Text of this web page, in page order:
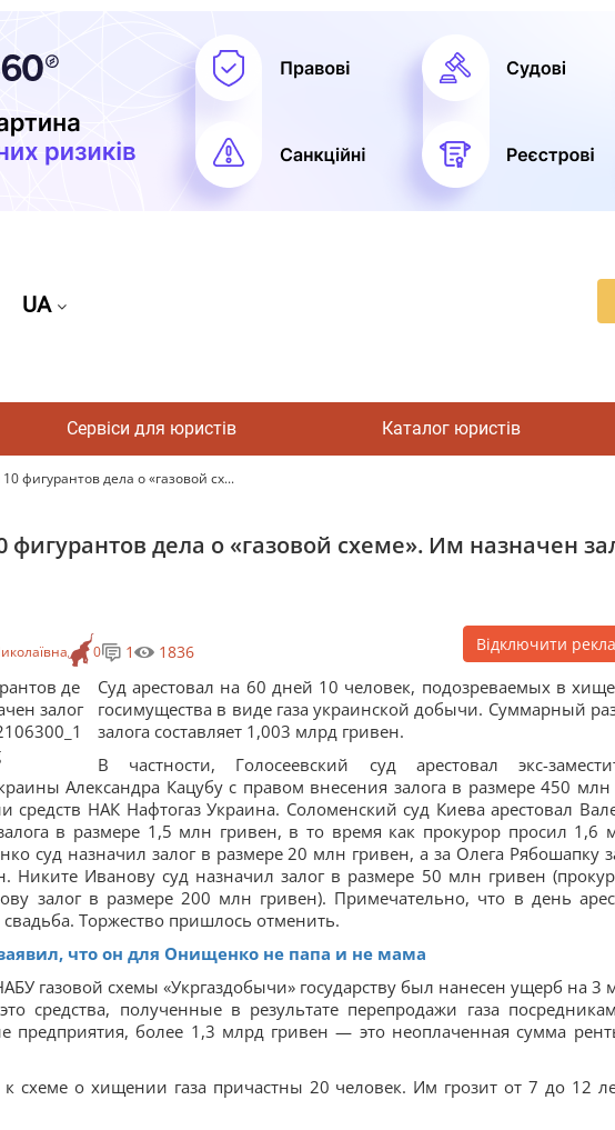
UA
Сервіси для юристів Каталог юристів
фигурантов дела о «газовой сх...
дела о «газовой схеме». Им назначен
0 1 1836 Відключити
Суд арестовал на 60 дней 10 человек, подозреваемых в
госимущества в виде газа украинской добычи. Суммарный
залога составляет 1,003 млрд гривен.
В частности, Голосеевский суд арестовал экс-
Александра Кацубу с правом внесения залога в размере 450 млн
средств НАК Нафтогаз Украина. Соломенский суд Киева арестовал
в размере 1,5 млн гривен, в то время как прокурор просил 1,6
суд назначил залог в размере 20 млн гривен, а за Олега Рябошапку
Никите Иванову суд назначил залог в размере 50 млн гривен
залог в размере 200 млн гривен). Примечательно, что в день
Торжество пришлось отменить.
что он для Онищенко не папа и не мама
газовой схемы «Укргаздобычи» государству был нанесен ущерб на 3
средства, полученные в результате перепродажи газа
предприятия, более 1,3 млрд гривен — это неоплаченная сумма
к схеме о хищении газа причастны 20 человек. Им грозит от 7 до 12